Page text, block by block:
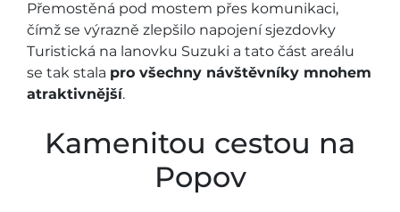
Přemostěná pod mostem přes komunikaci,
čímž se výrazně zlepšilo napojení sjezdovky
Turistická na lanovku Suzuki a tato část areálu
se tak stala pro všechny návštěvníky mnohem
atraktivnější.
Kamenitou cestou na
Popov